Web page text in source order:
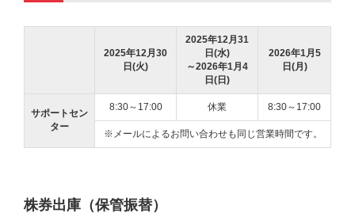
2025年12月30
日(火)
2025年12月31
日(水)
～2026年1月4
日(日)
2026年1月5
日(月)
サポートセン
ター
8:30～17:00 休業 8:30～17:00
※メールによるお問い合わせも同じ営業時間です。
株券出庫（保管振替）